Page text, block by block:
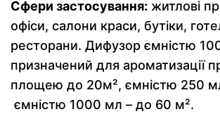
Сфери застосування: житлові
офіси, салони краси, бутіки,
ресторани. Дифузор ємністю
призначений для ароматизації
площею до 20м², ємністю 250
ємністю 1000 мл – до 60 м².